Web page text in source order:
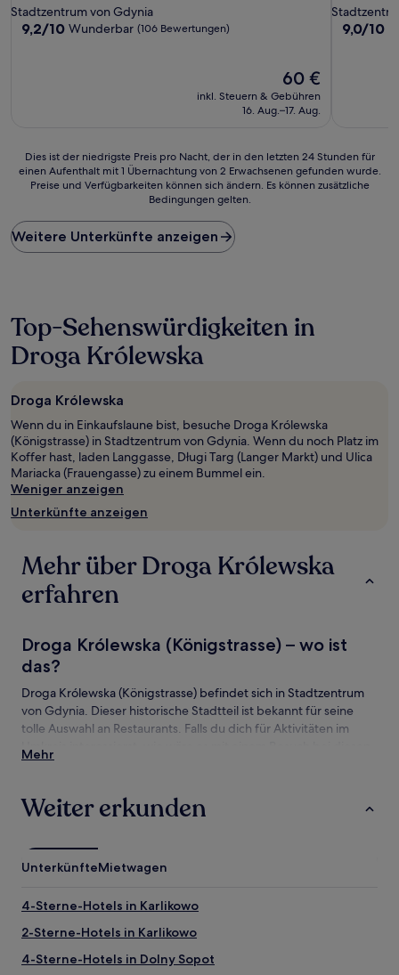
Sterne-
Unterkunft
Stadtzentrum von Gdynia
9.2
9,2/10 Wunderbar (106 Bewertungen)
Der
Preis
beträgt
60 €
inkl. Steuern & Gebühren
16. Aug.–17. Aug.
Sterne-
9.0
9,0/10
Dies
ist
Preis
pro
Nacht,
letzten
24 Stunden
für
einen
mit
1 Übernachtung
von
2 Erwachsenen
gefunden
wurde.
Preise
und
sich
ändern.
können
Bedingungen
gelten.
Dies ist der niedrigste Preis pro Nacht, der in den letzten 24 Stunden für
einen Aufenthalt mit 1 Übernachtung von 2 Erwachsenen gefunden wurde.
Preise und Verfügbarkeiten können sich ändern. Es können zusätzliche
Bedingungen gelten.
Weitere Unterkünfte anzeigen
Top-Sehenswürdigkeiten in
Droga Królewska
Droga Królewska
Wenn du in Einkaufslaune bist, besuche Droga Królewska
(Königstrasse) in Stadtzentrum von Gdynia. Wenn du noch Platz im
Koffer hast, laden Langgasse, Długi Targ (Langer Markt) und Ulica
Mariacka (Frauengasse) zu einem Bummel ein.
Weniger anzeigen
Unterkünfte anzeigen
Mehr über Droga Królewska
erfahren
Droga Królewska (Königstrasse) – wo ist
das?
Droga Królewska (Königstrasse) befindet sich in Stadtzentrum
von Gdynia. Dieser historische Stadtteil ist bekannt für seine
tolle Auswahl an Restaurants. Falls du dich für Aktivitäten im
Attraktionen: Rechtstädtisches Rathaus und Langgasse?
Sehenswürdigkeiten und Aktivitäten nahe
Droga Królewska (Königstrasse)
Sehenswürdigkeiten nahe Droga Królewska
(Königstrasse)
Rechtstädtisches Rathaus
Fontanna Neptuna (Springbrunnen)
Goldenes Tor
Mehr
Weiter erkunden
UnterkünfteMietwagen
4-Sterne-Hotels in Karlikowo
2-Sterne-Hotels in Karlikowo
4-Sterne-Hotels in Dolny Sopot